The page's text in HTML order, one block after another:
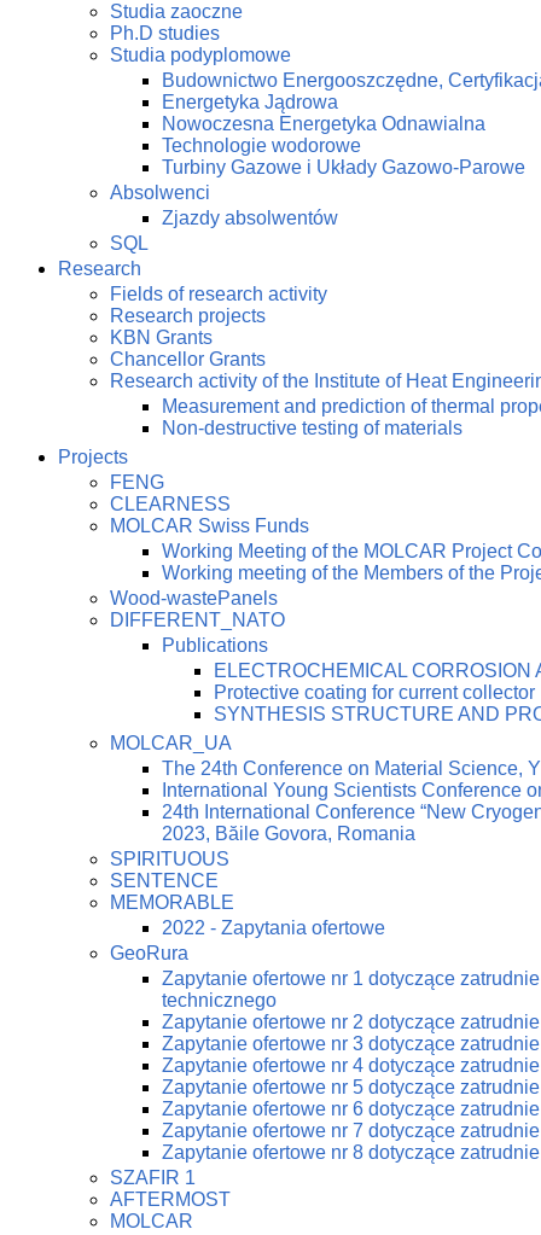
Studia zaoczne
Ph.D studies
Studia podyplomowe
Budownictwo Energooszczędne,
Energetyka Jądrowa
Nowoczesna Energetyka Odnawialna
Technologie wodorowe
Turbiny Gazowe i Układy Gazowo-Parowe
Absolwenci
Zjazdy absolwentów
SQL
Research
Fields of research activity
Research projects
KBN Grants
Chancellor Grants
Research activity of the Institute of Heat
Measurement and prediction of thermal
Non-destructive testing of materials
Projects
FENG
CLEARNESS
MOLCAR Swiss Funds
Working Meeting of the MOLCAR Project
Working meeting of the Members of the
Wood-wastePanels
DIFFERENT_NATO
Publications
ELECTROCHEMICAL CORROSION
Protective coating for current
SYNTHESIS STRUCTURE AND
MOLCAR_UA
The 24th Conference on Material Science,
International Young Scientists Conference
24th International Conference “New
2023, Băile Govora, Romania
SPIRITUOUS
SENTENCE
MEMORABLE
2022 - Zapytania ofertowe
GeoRura
Zapytanie ofertowe nr 1 dotyczące
technicznego
Zapytanie ofertowe nr 2 dotyczące
Zapytanie ofertowe nr 3 dotyczące
Zapytanie ofertowe nr 4 dotyczące
Zapytanie ofertowe nr 5 dotyczące
Zapytanie ofertowe nr 6 dotyczące
Zapytanie ofertowe nr 7 dotyczące
Zapytanie ofertowe nr 8 dotyczące
SZAFIR 1
AFTERMOST
MOLCAR